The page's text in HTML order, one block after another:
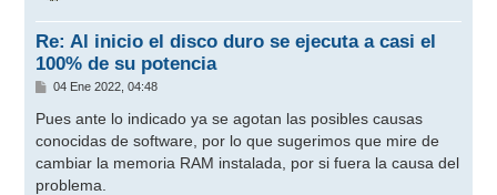
Re: Al inicio el disco duro se ejecuta a casi el
100% de su potencia
M
n
s
a
e
04 Ene 2022, 04:48
Pues ante lo indicado ya se agotan las posibles causas
conocidas de software, por lo que sugerimos que mire de
cambiar la memoria RAM instalada, por si fuera la causa del
problema.